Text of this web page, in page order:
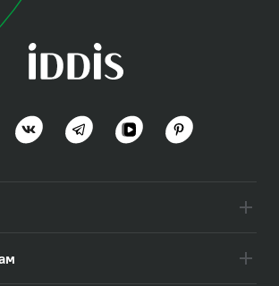
а свежее дачное
висячий сад.
функциональная техника
уютного альпийского
его еще комфортнее и